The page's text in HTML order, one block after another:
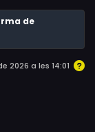
Santaló,
de
2026 a les 14:01